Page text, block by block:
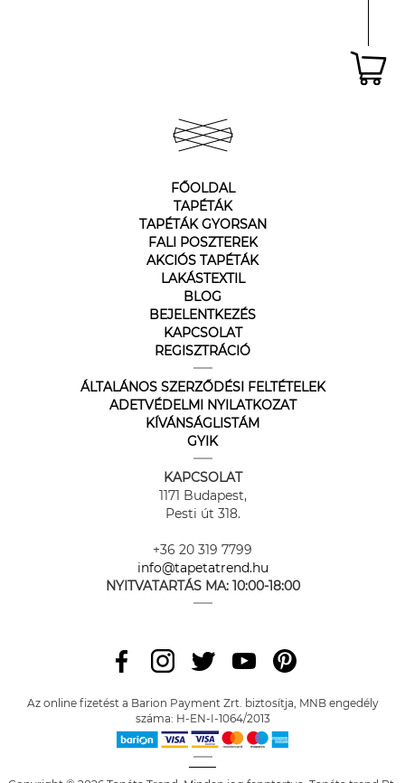
FŐOLDAL
TAPÉTÁK
TAPÉTÁK GYORSAN
FALI POSZTEREK
AKCIÓS TAPÉTÁK
LAKÁSTEXTIL
BLOG
BEJELENTKEZÉS
KAPCSOLAT
REGISZTRÁCIÓ
ÁLTALÁNOS SZERZŐDÉSI FELTÉTELEK
ADETVÉDELMI NYILATKOZAT
KÍVÁNSÁGLISTÁM
GYIK
KAPCSOLAT
1171 Budapest,
Pesti út 318.
+36 20 319 7799
info@tapetatrend.hu
NYITVATARTÁS MA: 10:00-18:00
Az online fizetést a Barion Payment Zrt. biztosítja, MNB engedély
száma: H-EN-I-1064/2013